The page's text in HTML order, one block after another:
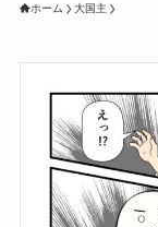
ホーム 大国主